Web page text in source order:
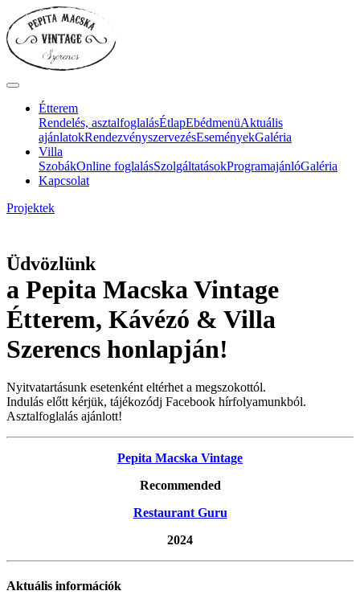
Étterem
Rendelés, asztalfoglalásÉtlapEbédmenüAktuális
ajánlatokRendezvényszervezésEseményekGaléria
Villa
SzobákOnline foglalásSzolgáltatásokProgramajánlóGaléria
Kapcsolat
Projektek
Üdvözlünk
a Pepita Macska Vintage
Étterem, Kávézó & Villa
Szerencs honlapján!
Nyitvatartásunk esetenként eltérhet a megszokottól.
Indulás előtt kérjük, tájékozódj Facebook hírfolyamunkból.
Asztalfoglalás ajánlott!
Pepita Macska Vintage
Recommended
Restaurant Guru
2024
Aktuális információk